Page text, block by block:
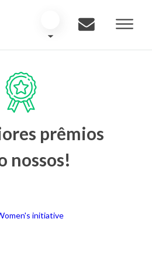
prêmios
nossos!